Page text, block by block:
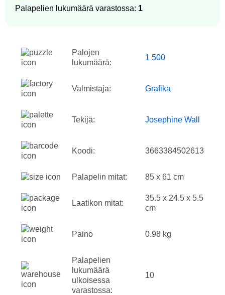
Palapelien lukumäärä varastossa: 1
Palojen
lukumäärä:
1 500
Valmistaja: Grafika
Tekijä: Josephine Wall
Koodi: 3663384502613
Palapelin mitat: 85 x 61 cm
Laatikon mitat:
35.5 x 24.5 x 5.5
cm
Paino 0.98 kg
Palapelien
lukumäärä
ulkoisessa
varastossa:
10